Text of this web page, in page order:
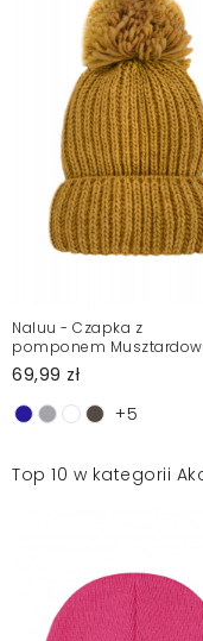
Naluu - Czapka z
pomponem
69,99 zł
+5
Top 10 w kategorii